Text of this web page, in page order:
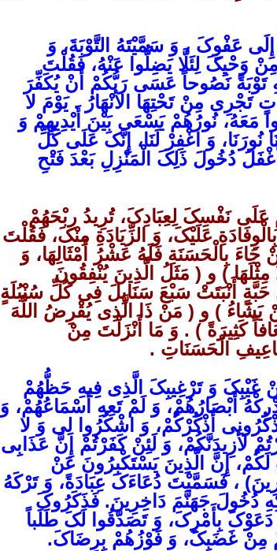
عَفْوِکَ ، وَ سَمَّیْتَهُ التَّوْبَةَ، وَ
وَحْیِکَ لِئَلَّا یَضِلُّوا عَنْهُ، فَقُلْتَ
تَوْبَةً نَصُوحاً عَسَى رَبُّکُمْ أَنْ یُکَفِّرَ
تَجْرِی مِنْ تَحْتِهَا الأنْهَارُ . یَوْمَ لا
مَعَهُ، نُورُهُمْ یَسْعَى بَیْنَ أَیْدِیهِمْ وَ
نُورَنَا، وَ اغْفِرْ لَنَا، إِنَّکَ عَلَى کُلِّ
دُخُولَ ذَلِکَ الْمَنْزِلِ بَعْدَ فَتْحِ
نَفْسِکَ لِعِبَادِکَ، تُرِیدُ رِبْحَهُمْ
عَلَیْکَ، وَ الزِّیَادَةِ مِنْکَ، فَقُلْتَ
بِالْحَسَنَةِ فَلَهُ عَشْرُ أَمْثَالِهَا، وَ
مِثْلَهَا ) و ( مَثَلُ الَّذِینَ یُنْفِقُونَ
حَبَّةٍ أَنْبَتَتْ سَبْعَ سَنَابِلَ فِی کُلِّ سُنْبُلَةٍ
یَشَاءُ ) و ( مَنْ ذَا الَّذِی یُقْرِضُ اللَّهَ
کَثِیرَةً ) . وَ مَا أَنْزَلْتَ مِنْ
الْحَسَنَاتِ .
غَیْبِکَ وَ تَرْغِیبِکَ الَّذِی فِیهِ حَظُّهُمْ
أَبْصَارُهُمْ، وَ لَمْ تَعِهِ أَسْمَاعُهُمْ، وَ
أَذْکُرْکُمْ، وَ اشْکُرُوا لِی وَ لا
لَأَزِیدَنَّکُمْ، وَ لَئِنْ کَفَرْتُمْ إِنَّ عَذَابِی
إِنَّ الَّذِینَ یَسْتَکْبِرُونَ عَنْ
، فَسَمَّیْتَ دُعَاءَکَ عِبَادَةً، وَ تَرْکَهُ
دُخُولَ جَهَنَّمَ دَاخِرِینَ. فَذَکَرُوکَ
بِأَمْرِکَ، وَ تَصَدَّقُوا لَکَ طَلَباً
مِنْ غَضَبِکَ، وَ فَوْزُهُمْ بِرِضَاکَ.